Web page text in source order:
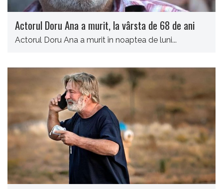
Actorul Doru Ana a murit, la vârsta de 68 de ani
Actorul Doru Ana a murit în noaptea de luni...